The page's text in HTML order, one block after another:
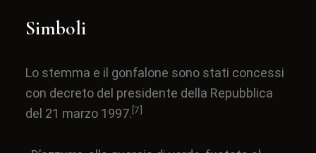
Simboli
Lo stemma e il gonfalone sono stati concessi
con decreto del presidente della Repubblica
del 21 marzo 1997.[7]